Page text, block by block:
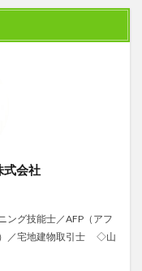
式会社
ング技能士／AFP（アフ
）／宅地建物取引士 ◇山